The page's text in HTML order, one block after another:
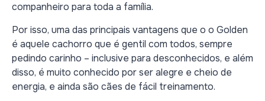
companheiro para toda a família.
Por isso, uma das principais vantagens que o o Golden
é aquele cachorro que é gentil com todos, sempre
pedindo carinho – inclusive para desconhecidos, e além
disso, é muito conhecido por ser alegre e cheio de
energia, e ainda são cães de fácil treinamento.